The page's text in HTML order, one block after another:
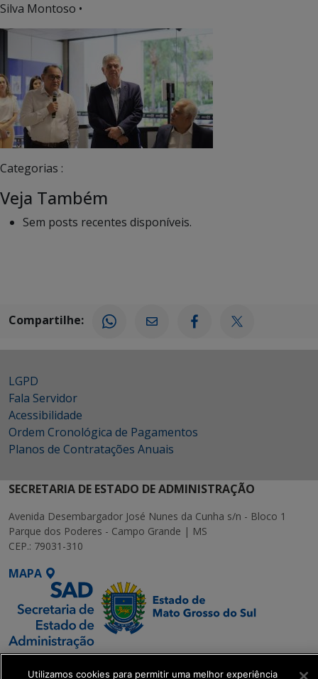
Silva Montoso •
Categorias :
Veja Também
Sem posts recentes disponíveis.
Compartilhe:
LGPD
Fala Servidor
Acessibilidade
Ordem Cronológica de Pagamentos
Planos de Contratações Anuais
SECRETARIA DE ESTADO DE ADMINISTRAÇÃO
Avenida Desembargador José Nunes da Cunha s/n - Bloco 1
Parque dos Poderes - Campo Grande | MS
CEP.: 79031-310
MAPA
Utilizamos cookies para permitir uma melhor experiência